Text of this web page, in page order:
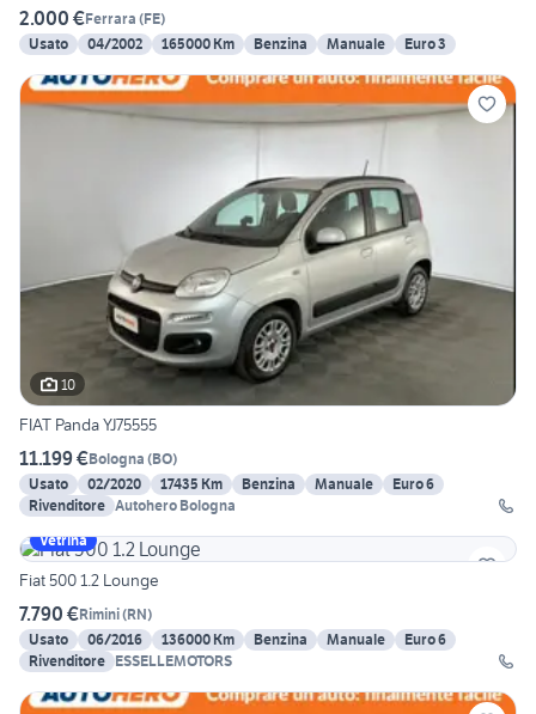
2.000 €Ferrara (FE)
Usato
04/2002 165000 Km Benzina Manuale Euro 3
10
FIAT Panda YJ75555
11.199 €Bologna (BO)
Usato
02/2020 17435 Km Benzina Manuale
Euro 6
Rivenditore Autohero Bologna
Vetrina
Fiat 500 1.2 Lounge
7.790 €Rimini(RN)
Usato
06/2016 136000 Km Benzina Manuale
Euro 6
Rivenditore ESSELLEMOTORS